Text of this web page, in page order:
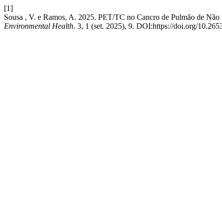
[1]
Sousa , V. e Ramos, A. 2025. PET/TC no Cancro de Pulmão de
Environmental Health. 3, 1 (set. 2025), 9. DOI:https://doi.org/